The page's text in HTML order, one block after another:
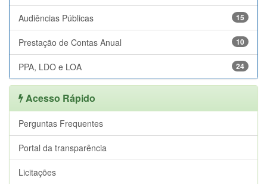
15
Audiências Públicas
10
Prestação de Contas Anual
24
PPA, LDO e LOA
Acesso Rápido
Perguntas Frequentes
Portal da transparência
Licitações